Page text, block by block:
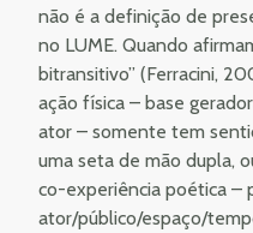
não é a definição de
no LUME. Quando
bitransitivo” (Ferracini,
ação física – base
ator – somente tem
uma seta de mão dupla,
co-experiência poética –
ator/público/espaço/